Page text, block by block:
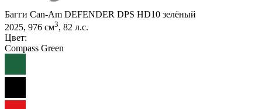
Багги Can-Am DEFENDER DPS HD10 зелёный
2025, 976 см3, 82 л.с.
Цвет:
Compass Green